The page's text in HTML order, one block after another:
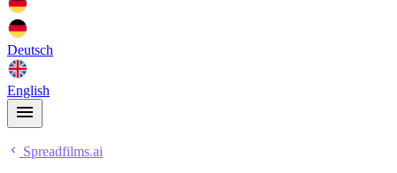
Deutsch
English
Spreadfilms.ai